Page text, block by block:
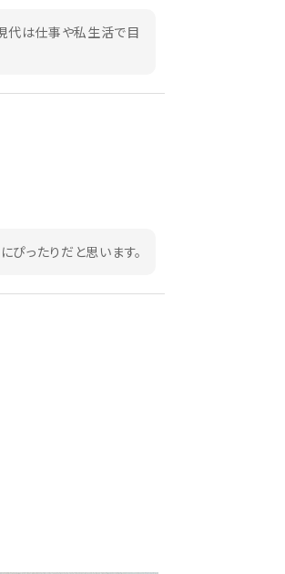
現代は仕事や私生活で目
ぴったりだと思います。